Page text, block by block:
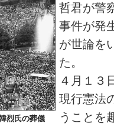
烈氏の葬儀
哲君が警
事件が発
が世論を
た。
４月１３
現行憲法
うことを